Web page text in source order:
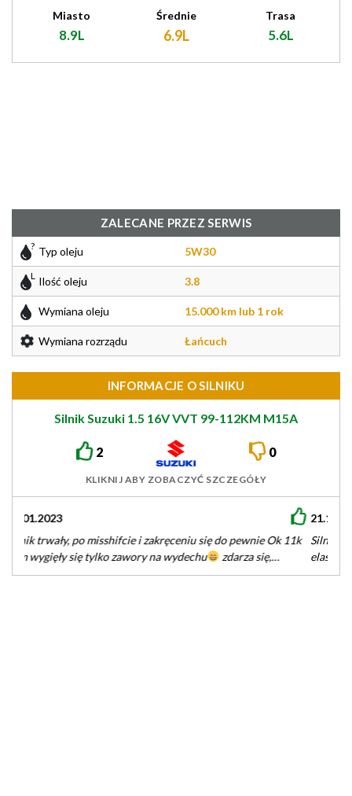
Miasto
8.9L
Średnie
6.9L
Trasa
5.6L
ZALECANE PRZEZ SERWIS
Typ oleju 5W30
Ilość oleju 3.8
Wymiana oleju 15.000 km lub 1 rok
Wymiana rozrządu Łańcuch
INFORMACJE O SILNIKU
Silnik Suzuki 1.5 16V VVT 99-112KM M15A
2 0
KLIKNIJ ABY ZOBACZYĆ SZCZEGÓŁY
21.12.2017
Silnik mocny dynamiczny z niezłym kopem,fajnie się zbiera jest
elastyczny i cichy.Dobry do miasta i na trasy nie męczy co…